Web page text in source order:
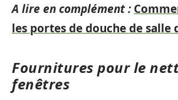
A lire en complément :
les portes de douche de salle
Fournitures pour le
fenêtres